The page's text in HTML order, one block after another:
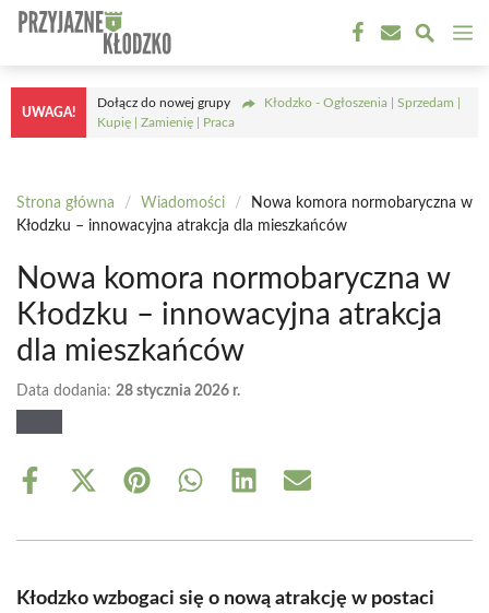
Przejdź
treści
UWAGA!
Dołącz do nowej grupy
Kłodzko - Ogłoszenia | Sprzedam |
Kupię | Zamienię | Praca
Strona główna / Wiadomości /
Nowa komora normobaryczna w
Kłodzku – innowacyjna atrakcja dla mieszkańców
Nowa komora normobaryczna w
Kłodzku – innowacyjna atrakcja
dla mieszkańców
Data dodania: 28 stycznia 2026 r.
Share
Share
(Twitter)
Share Share Share Share
Kłodzko wzbogaci się o nową atrakcję w postaci